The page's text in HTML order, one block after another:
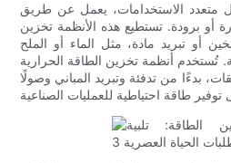
متعدد الاستخدامات، يعمل عن طريق
برودة. تستطيع هذه الأنظمة تخزين
أو تبريد مادة، مثل الماء أو الملح
تُستخدم أنظمة تخزين الطاقة الحرارية
بدءًا من تدفئة وتبريد المباني وصولًا